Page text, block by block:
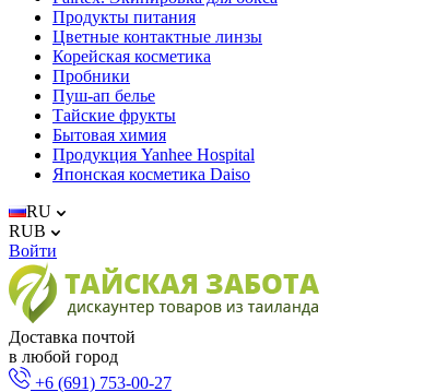
Продукты питания
Цветные контактные линзы
Корейская косметика
Пробники
Пуш-ап белье
Тайские фрукты
Бытовая химия
Продукция Yanhee Hospital
Японская косметика Daiso
RU
RUB
Войти
Доставка почтой
в любой город
+6 (691) 753-00-27